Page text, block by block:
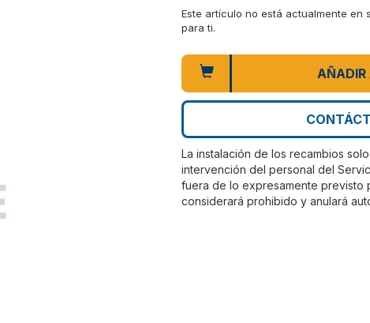
Este artículo no está actualmente en
para ti.
AÑADIR
La instalación de los recambios
intervención del personal del
fuera de lo expresamente previsto
considerará prohibido y anulará